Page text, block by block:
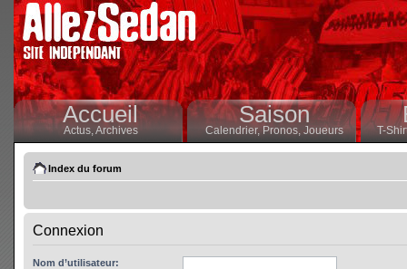
Accueil
Actus,Archives
Saison
Calendrier,Pronos, Joueurs T-
Index du forum
Connexion
Nom d’utilisateur: